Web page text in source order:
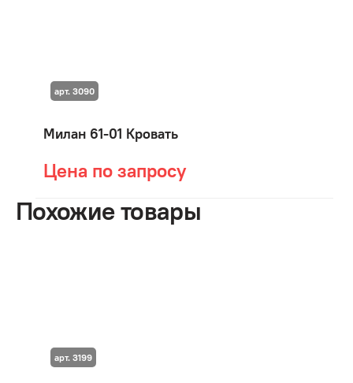
Милан 61-01 Кровать
Цена по запросу
арт. 3090
Похожие товары
арт. 3199